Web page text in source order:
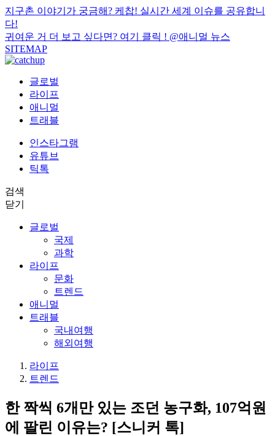
지구촌 이야기가 궁금해? 케찹! 실시간 세계 이슈를 공유합니
다!
귀여운 거 더 보고 싶다면? 여기 클릭 ! @애니멀 뉴스
SITEMAP
글로벌
라이프
애니멀
트래블
인스타그램
유튜브
틱톡
검색
닫기
글로벌
국제
과학
라이프
문화
트렌드
애니멀
트래블
국내여행
해외여행
라이프
트렌드
한 짝씩 6개만 있는 조던 농구화, 107억원
에 팔린 이유는? [스니커 톡]